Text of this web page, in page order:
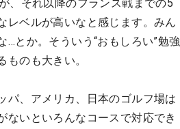
、それ以降のフランス戦までの5
レベルが高いなと感じます。みん
とか。そういう“おもしろい”勉強
のも大きい。
パ、アメリカ、日本のゴルフ場は
ないといろんなコースで対応でき